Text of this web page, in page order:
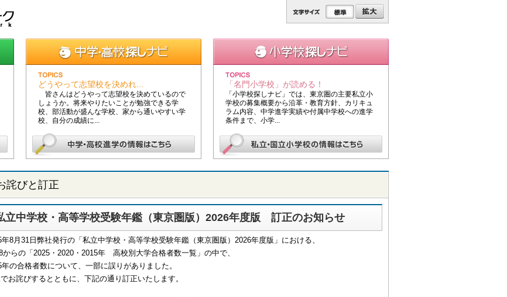
どうやって志望校を決めれ...
皆さんはどうやって志望校を決めているので
しょうか。将来やりたいことが勉強できる学
校、部活動が盛んな学校、家から通いやすい学
校、自分の成績に...
「名門小学校」が読める！
「小学校探しナビ」では、東京圏の主要私立小
学校の募集概要から沿革・教育方針、カリキュ
ラム内容、中学進学実績や付属中学校への進学
条件まで、小学...
詫びと訂正
立中学校・高等学校受験年鑑（東京圏版）2026年度版 訂正のお知らせ
年8月31日弊社発行の「私立中学校・高等学校受験年鑑（東京圏版）2026年度版」における、
からの「2025・2020・2015年 高校別大学合格者数一覧」の中で、
年の合格者数について、一部に誤りがありました。
お詫びするとともに、下記の通り訂正いたします。